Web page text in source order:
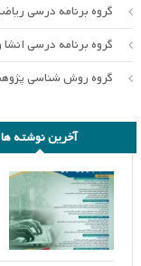
گروه برنامه درسی
گروه برنامه درسی
گروه روش شناسی
آخرین نوشته ها